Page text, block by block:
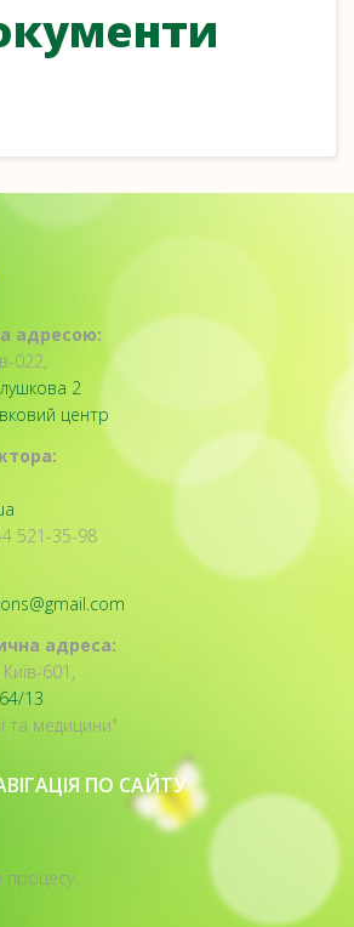
адресою:
022,
2
центр
521-35-98
адреса:
601,
13
та медицини"
ПО САЙТУ
процесу